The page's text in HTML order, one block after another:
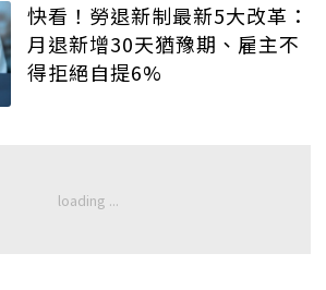
快看！勞退新制最新5大改革：
月退新增30天猶豫期、雇主不
得拒絕自提6%